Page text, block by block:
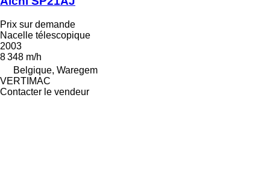
Prix sur demande
Nacelle télescopique
2003
8 348 m/h
Belgique, Waregem
VERTIMAC
Contacter le vendeur